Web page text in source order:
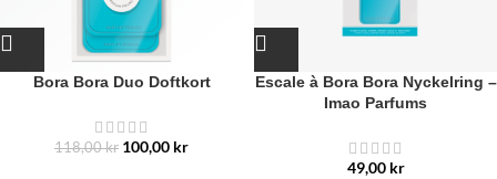
Bora Bora Duo Doftkort
118,00kr 100,00 kr
Escale à Bora Bora Nyckelring –
Imao Parfums
49,00 kr